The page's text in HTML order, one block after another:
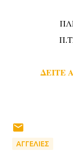
ΔΕΙΤΕ
ΑΓΓΕΛΙΕΣ